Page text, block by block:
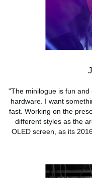
"The minilogue is fun and
hardware. I want
fast. Working on the
different styles as the
OLED screen, as its